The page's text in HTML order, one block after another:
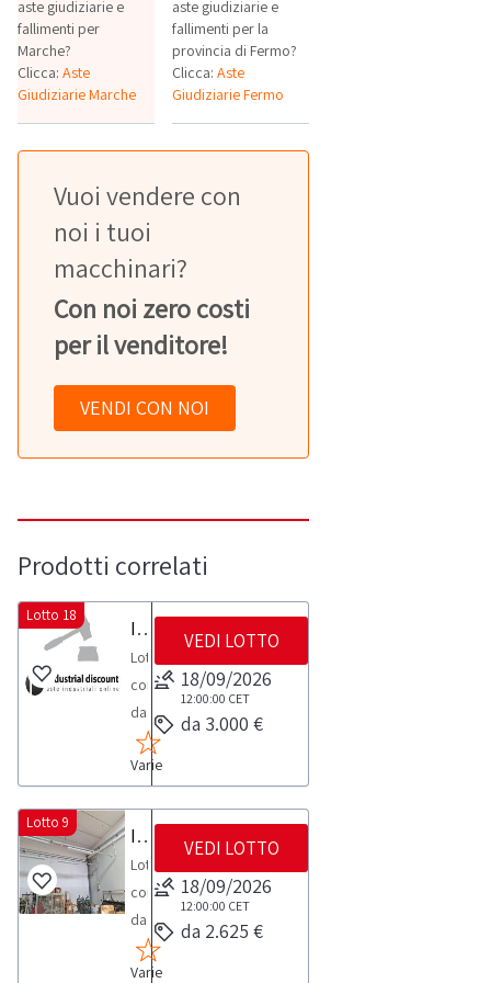
aste giudiziarie e
fallimenti per
Marche?
Clicca: Aste
Giudiziarie Marche
aste giudiziarie e
fallimenti per la
provincia di Fermo?
Clicca:Aste
Giudiziarie Fermo
Vuoi vendere con
noi i tuoi
macchinari?
Con noi zero costi
per il venditore!
VENDI CON NOI
Prodotti correlati
Lotto 18
Impianto apertura motorizzato
Lotto
composto
da:
Motorizzazione
Aprimatic
elettrico
apertura
manualeNOTE
VENDITA:
Si
precisa
Varie
VEDI LOTTO
18/09/2026
12:00:00 CET
da 3.000 €
Lotto 9
Impianto elettrico
Lotto
composto
da:
Impianto
elettrico
Varie
VEDI LOTTO
18/09/2026
12:00:00 CET
da 2.625 €